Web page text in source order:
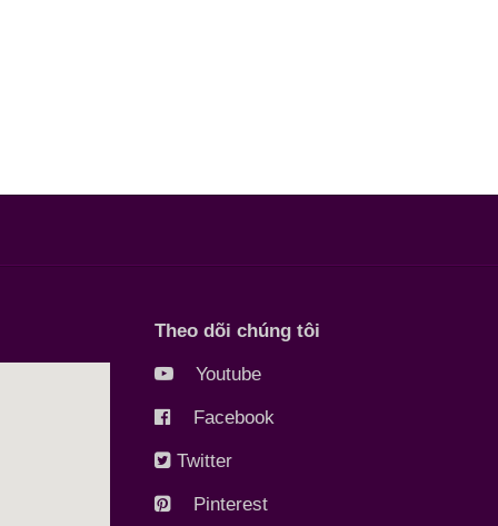
Theo dõi chúng tôi
Youtube
Facebook
Twitter
Pinterest